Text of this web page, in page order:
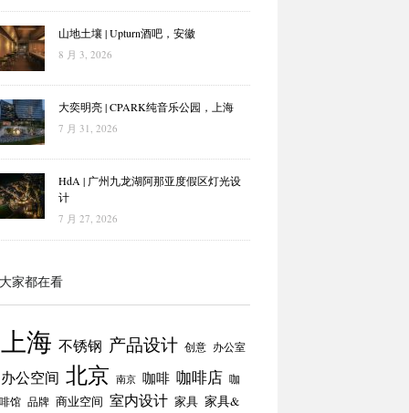
山地土壤 | Upturn酒吧，安徽
8 月 3, 2026
大奕明亮 | CPARK纯音乐公园，上海
7 月 31, 2026
HdA | 广州九龙湖阿那亚度假区灯光设
计
7 月 27, 2026
家都在看
上海 不锈钢 产品设计 创意 办公室
办公空间 北京 南京 咖啡 咖啡店 咖
馆 品牌 商业空间 室内设计 家具 家具&